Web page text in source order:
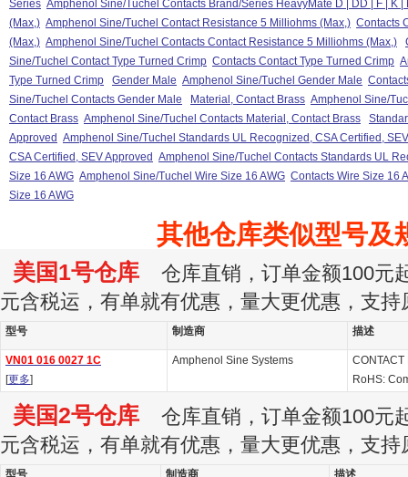
Series Amphenol Sine/Tuchel Contacts Brand/Series HeavyMate D | DD | F | K |
(Max,) Amphenol Sine/Tuchel Contact Resistance 5 Milliohms (Max,) Contacts
(Max,) Amphenol Sine/Tuchel Contacts Contact Resistance 5 Milliohms (Max,)
Sine/Tuchel Contact Type Turned Crimp Contacts Contact Type Turned Crimp
Type Turned Crimp
Gender Male Amphenol Sine/Tuchel Gender Male
Sine/Tuchel Contacts Gender Male
Material, Contact Brass Amphenol Sine/
Contact Brass Amphenol Sine/Tuchel Contacts Material, Contact Brass
Approved Amphenol Sine/Tuchel Standards UL Recognized, CSA Certified,
CSA Certified, SEV Approved Amphenol Sine/Tuchel Contacts Standards UL
Size 16 AWG Amphenol Sine/Tuchel Wire Size 16 AWG Contacts Wire Size 16
Size 16 AWG
其他仓库类似型号及
美国1号仓库 仓库直销，订单金额100元
元含税运，有单就有优惠，量大更优惠，支持
型号 制造商 描述
VN01 016 0027 1C
[更多]
Amphenol Sine Systems
CONTACT
RoHS:
美国2号仓库 仓库直销，订单金额100元
元含税运，有单就有优惠，量大更优惠，支持
型号 制造商 描述